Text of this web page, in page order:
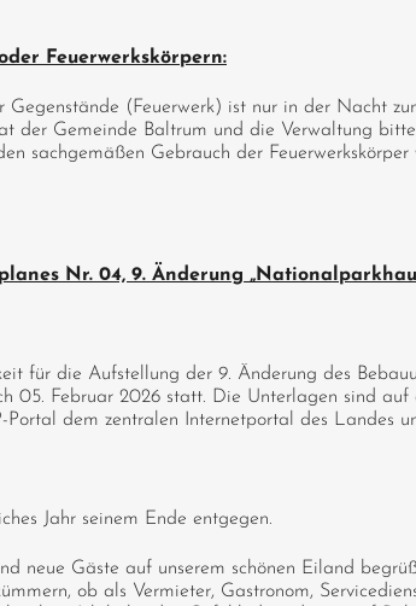
Feuerwerkskörpern:
Gegenstände (Feuerwerk) ist nur in der Nacht
der Gemeinde Baltrum und die Verwaltung
sachgemäßen Gebrauch der
Nr. 04, 9. Änderung
für die Aufstellung der 9. Änderung des
05. Februar 2026 statt. Die Unterlagen sind
Portal dem zentralen Internetportal des Landes
Jahr seinem Ende entgegen.
neue Gäste auf unserem schönen Eiland
ob als Vermieter, Gastronom,